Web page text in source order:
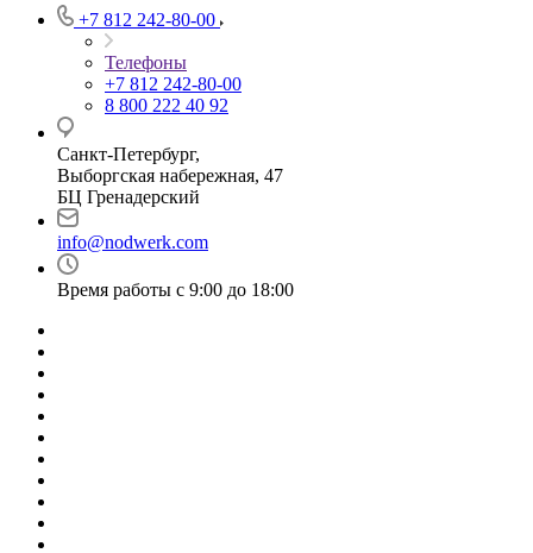
+7 812 242-80-00
Телефоны
+7 812 242-80-00
8 800 222 40 92
Санкт-Петербург,
Выборгская набережная, 47
БЦ Гренадерский
info@nodwerk.com
Время работы с 9:00 до 18:00